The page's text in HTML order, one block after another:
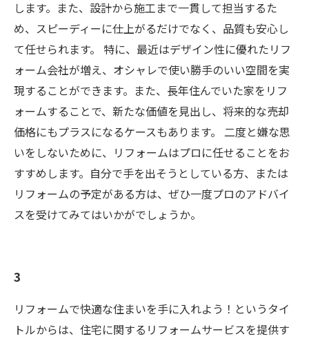
します。また、設計から施工まで一貫して担当するた
め、スピーディーに仕上がるだけでなく、品質も安心し
て任せられます。 特に、最近はデザイン性に優れたリフ
ォーム会社が増え、オシャレで使い勝手のいい空間を実
現することができます。また、長年住んでいた家をリフ
ォームすることで、新たな価値を見出し、将来的な売却
価格にもプラスになるケースもあります。 二度と嫌な思
いをしないために、リフォームはプロに任せることをお
すすめします。自分で手を出そうとしている方、または
リフォームの予定がある方は、ぜひ一度プロのアドバイ
スを受けてみてはいかがでしょうか。
3
リフォームで快適な住まいを手に入れよう！というタイ
トルからは、住宅に関するリフォームサービスを提供す